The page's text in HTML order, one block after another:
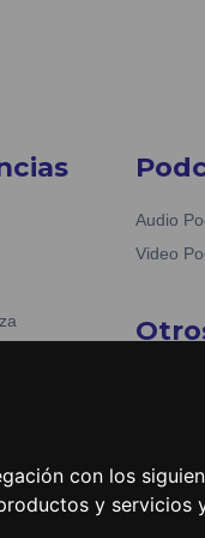
con los
y servicios
Audio
Video